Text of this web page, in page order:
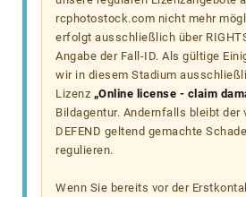
rcphotostock.com nicht mehr
erfolgt ausschließlich über
Angabe der Fall-ID. Als gültige
wir in diesem Stadium
Lizenz „Online license - claim
Bildagentur. Andernfalls bleibt der
DEFEND geltend gemachte
regulieren.
Wenn Sie bereits vor der